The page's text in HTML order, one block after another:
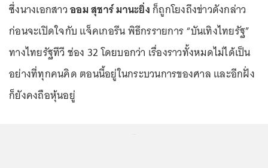
ซึ่งนางเอกสาวออม สุชาร์ มานะยิ่งก็ถูกโยงถึงข่าวดังกล่าว
ก่อนจะเปิดใจกับ แจ็คเกอรีน พิธีกรรายการ “บันเทิงไทยรัฐ”
ทางไทยรัฐทีวี ช่อง 32 โดยบอกว่า เรื่องราวทั้งหมดไม่ได้เป็น
อย่างที่ทุกคนคิด ตอนนี้อยู่ในกระบวนการของศาล และอีกฝั่ง
ก็ยังคงถือหุ้นอยู่